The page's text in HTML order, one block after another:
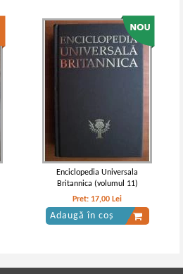
Enciclopedia Universala
Britannica (volumul 11)
Pret: 17,00 Lei
Adaugă în coș